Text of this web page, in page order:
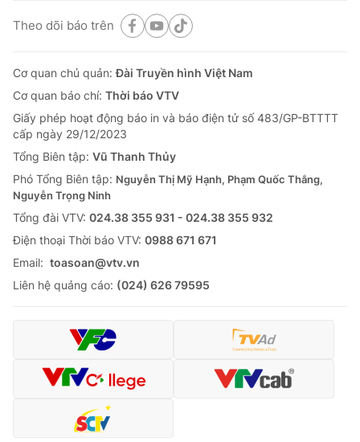
Theo dõi báo trên
Cơ quan chủ quản:Đài Truyền hình Việt Nam
Cơ quan báo chí: Thời báo VTV
Giấy phép hoạt động báo in và báo điện tử số 483/GP-BTTTT
cấp ngày 29/12/2023
Tổng Biên tập: Vũ Thanh Thủy
Phó Tổng Biên tập: Nguyễn Thị Mỹ Hạnh, Phạm Quốc Thắng,
Nguyễn Trọng Ninh
Tổng đài VTV: 024.38 355 931 - 024.38 355 932
Ðiện thoại Thời báo VTV: 0988 671 671
Email: toasoan@vtv.vn
Liên hệ quảng cáo: (024) 626 79595